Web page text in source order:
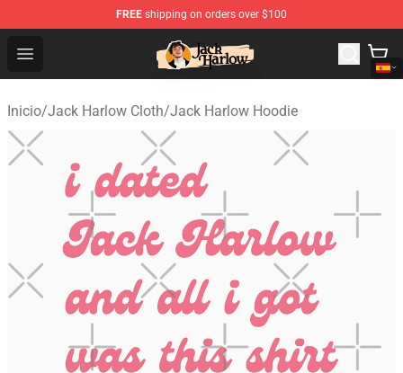
FREE shipping on orders over $100
Open menu
Jack Harlow Shop - Official Jack Harlow Merchandise
Inicio/Jack Harlow Cloth/Jack Harlow Hoodie